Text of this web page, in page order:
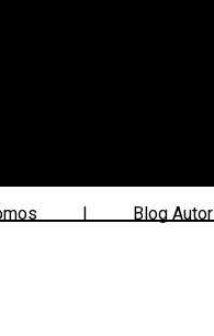
| Blog Autor